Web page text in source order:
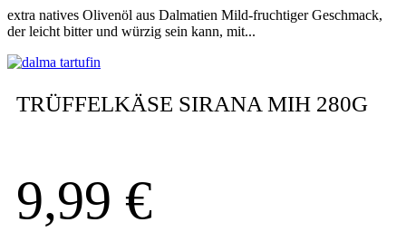
extra natives Olivenöl aus Dalmatien Mild-fruchtiger Geschmack,
der leicht bitter und würzig sein kann, mit...
TRÜFFELKÄSE SIRANA MIH 280G
9,99 €